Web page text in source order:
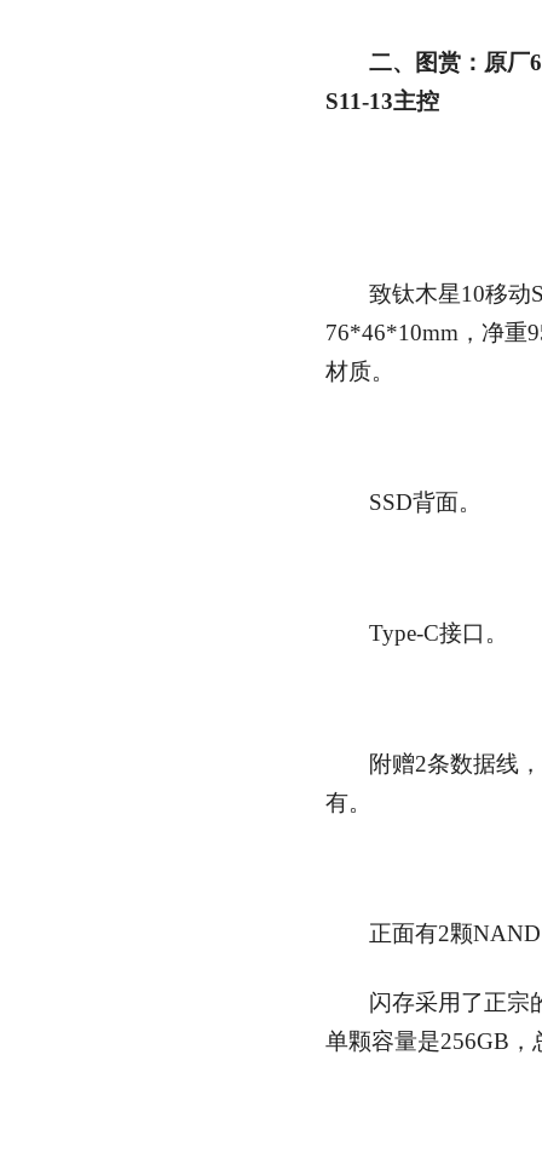
二、图赏：原厂
S11-13主控
致钛木星10移动
76*46*10mm，净重
材质。
SSD背面。
Type-C接口。
附赠2条数据线
有。
正面有2颗
闪存采用了正宗
单颗容量是256GB